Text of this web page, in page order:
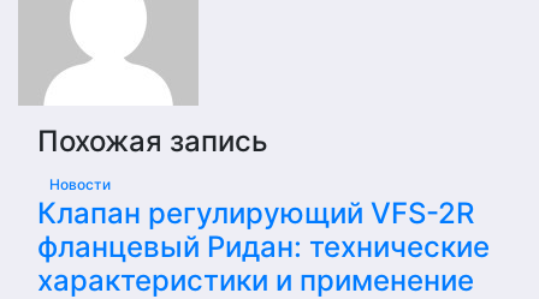
Похожая запись
Новости
Клапан регулирующий VFS-2R
фланцевый Ридан: технические
характеристики и применение